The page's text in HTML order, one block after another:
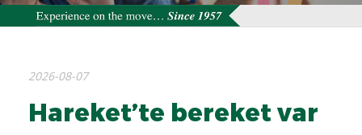
2026-08-07
Hareket’te bereket var